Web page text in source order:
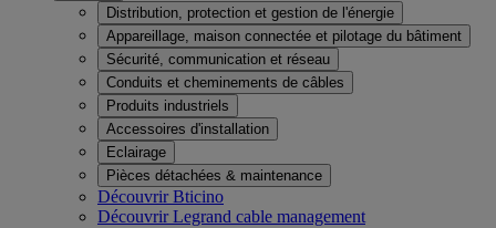
Distribution, protection et gestion de l'énergie
Appareillage, maison connectée et pilotage du bâtiment
Sécurité, communication et réseau
Conduits et cheminements de câbles
Produits industriels
Accessoires d'installation
Eclairage
Pièces détachées & maintenance
Découvrir Bticino
Découvrir Legrand cable management